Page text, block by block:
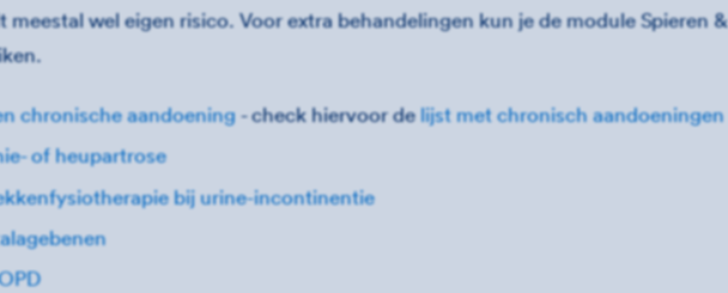
meestal wel eigen risico. Voor extra behandelingen kun je de module Spieren
chronische aandoening- check hiervoor delijst met chronisch aandoeningen
of heupartrose
bij urine-incontinentie